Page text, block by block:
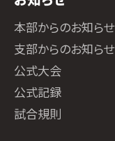
本部からのお知らせ
支部からのお知らせ
公式大会
公式記録
試合規則